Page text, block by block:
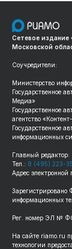
Сетевое издание
Московской
Соучредители:
Министерство
Государственное
Медиа»
Государственное
агентство
Государственное
информационных
Главный редактор:
Тел.: 8 (495) 223-
Адрес электронной
Зарегистрировано
информационных
Рег. номер ЭЛ №
На сайте riamo.ru
технологии